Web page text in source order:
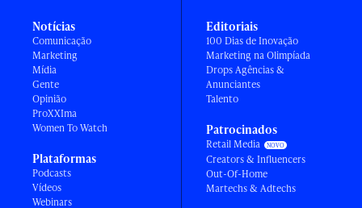
Notícias
Comunicação
Marketing
Mídia
Gente
Opinião
ProXXIma
Women To Watch
Plataformas
Podcasts
Vídeos
Webinars
Editoriais
100 Dias de Inovação
Marketing na Olimpíada
Drops Agências &
Anunciantes
Talento
Patrocinados
Retail Media
Creators & Influencers
Out-Of-Home
Martechs & Adtechs